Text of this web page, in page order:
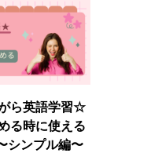
ら英語学習☆
る時に使える
シンプル編〜